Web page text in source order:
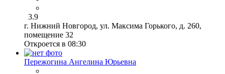
3.9
г. Нижний Новгород, ул. Максима Горького, д. 260,
помещение 32
Откроется в 08:30
Пережогина Ангелина Юрьевна